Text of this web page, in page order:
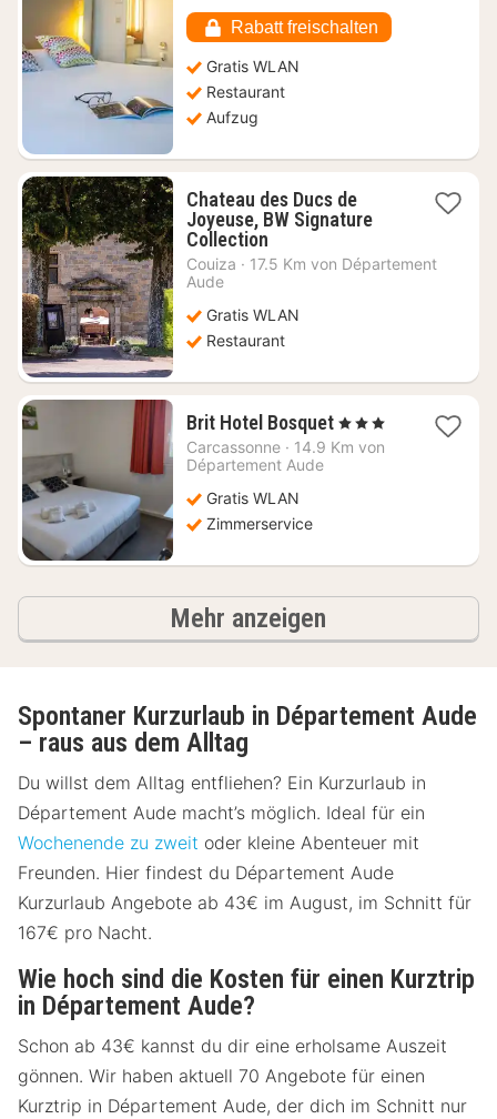
€
Rabatt freischalten
Gratis WLAN
Restaurant
Aufzug
Chateau des Ducs de
Joyeuse, BW Signature
Collection1
Nacht
€
Couiza · 17.5 Km von Département
Aude
Gratis WLAN
Restaurant
Brit Hotel Bosquet1
Nacht
, 3 Sterne
Carcassonne · 14.9 Km von
Département Aude
Gratis WLAN
Zimmerservice
Mehr anzeigen
Spontaner Kurzurlaub in Département Aude
– raus aus dem Alltag
Du willst dem Alltag entfliehen? Ein Kurzurlaub in
Département Aude macht’s möglich. Ideal für ein
Wochenende zu zweit oder kleine Abenteuer mit
Freunden. Hier findest du Département Aude
Kurzurlaub Angebote ab 43€ im August, im Schnitt für
167€ pro Nacht.
Wie hoch sind die Kosten für einen Kurztrip
in Département Aude?
Schon ab 43€ kannst du dir eine erholsame Auszeit
gönnen. Wir haben aktuell 70 Angebote für einen
Kurztrip in Département Aude, der dich im Schnitt nur